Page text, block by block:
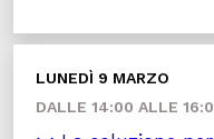
LUNEDÌ 9 MARZO
DALLE 14:00 ALLE